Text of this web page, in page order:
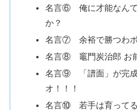
名言⑥ 俺に才能なんて
か？
名言⑦ 余裕で勝つわボ
名言⑧ 竈門炭治郎 お
名言⑨ 「譜面」が完成
オ！！！
名言⑩ 若手は育ってる